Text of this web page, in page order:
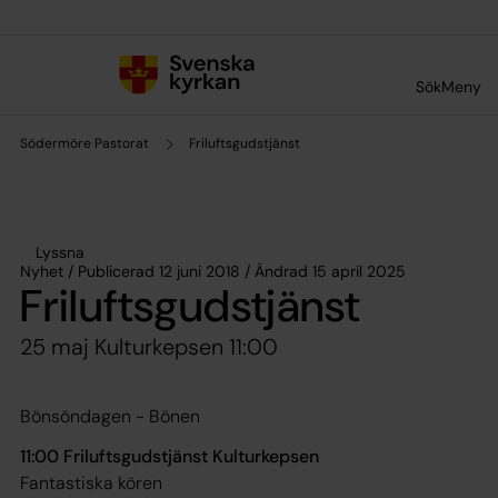
SökMeny
Södermöre Pastorat Friluftsgudstjänst
Lyssna
Nyhet / Publicerad 12 juni 2018 / Ändrad 15 april 2025
Friluftsgudstjänst
25 maj Kulturkepsen 11:00
Bönsöndagen - Bönen
11:00 Friluftsgudstjänst Kulturkepsen
Fantastiska kören